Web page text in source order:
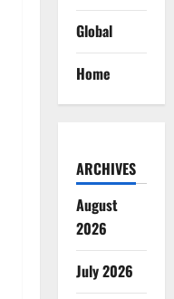
Global
Home
ARCHIVES
August
2026
July 2026